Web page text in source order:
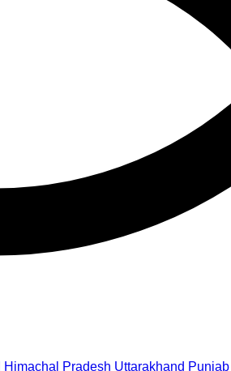
Himachal Pradesh Uttarakhand Punjab